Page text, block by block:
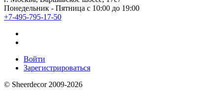
Понедельник - Пятница с 10:00 до 19:00
+7-495-795-17-50
Войти
Зарегистрироваться
© Sheerdecor 2009-2026